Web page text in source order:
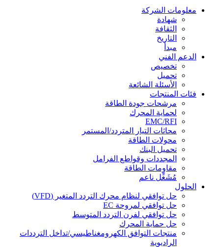
معلومات الشركة
شهادة
الثقافة
التاريخ
مبدأ
الدعم الفني
تخصيص
تحميل
الأسئلة الشائعة
فئات المنتجات
مرشحات جودة الطاقة
لحماية المحرك
EMC/RFI
محاثات التيار المتردد/المستمر
محولات الطاقة
تحميل البنك
المجددات وقواطع الفرامل
مقاومات الطاقة
مُشَغِّل ناعم
الحلول
حل توافقي لنظام محرك التردد المتغير (VFD)
حل توافقي لمروحة EC
حل توافقي لفرن التردد المتوسط
حل حماية المحرك
منتجات التوافق الكهرومغناطيسي/تداخل الترددات
الراديوية